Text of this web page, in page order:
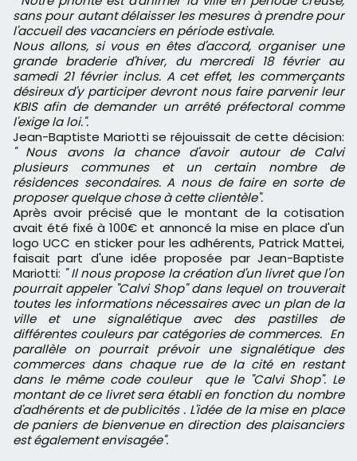
sans pour autant délaisser les mesures à prendre pour
l'accueil des vacanciers en période estivale.
Nous allons, si vous en êtes d'accord, organiser une
grande braderie d'hiver, du mercredi 18 février au
samedi 21 février inclus. A cet effet, les commerçants
désireux d'y participer devront nous faire parvenir leur
KBIS afin de demander un arrêté préfectoral comme
l'exige la loi.".
Jean-Baptiste Mariotti se réjouissait de cette décision:
" Nous avons la chance d'avoir autour de Calvi
plusieurs communes et un certain nombre de
résidences secondaires. A nous de faire en sorte de
proposer quelque chose à cette clientèle".
Après avoir précisé que le montant de la cotisation
avait été fixé à 100€ et annoncé la mise en place d'un
logo UCC en sticker pour les adhérents, Patrick Mattei,
faisait part d'une idée proposée par Jean-Baptiste
Mariotti: " Il nous propose la création d'un livret que l'on
pourrait appeler "Calvi Shop" dans lequel on trouverait
toutes les informations nécessaires avec un plan de la
ville et une signalétique avec des pastilles de
différentes couleurs par catégories de commerces. En
parallèle on pourrait prévoir une signalétique des
commerces dans chaque rue de la cité en restant
dans le même code couleur que le "Calvi Shop". Le
montant de ce livret sera établi en fonction du nombre
d'adhérents et de publicités . L'idée de la mise en place
de paniers de bienvenue en direction des plaisanciers
est également envisagée".